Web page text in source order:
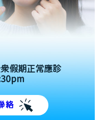
假期正常應診
絡